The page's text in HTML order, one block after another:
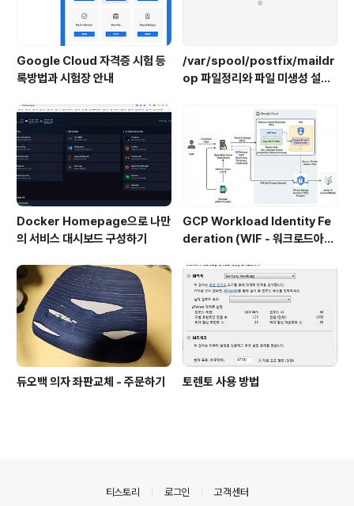
Google Cloud 자격증 시험 등
록방법과 시험장 안내
/var/spool/postfix/maildr
op 파일정리와 파일 미생성 설정
Docker Homepage으로 나만
의 서비스 대시보드 구성하기
GCP Workload Identity Fe
deration (WIF - 워크로드아이
듀오백 의자 좌판교체 - 주문하기 토렌토 사용 방법
티스토리 로그인 고객센터